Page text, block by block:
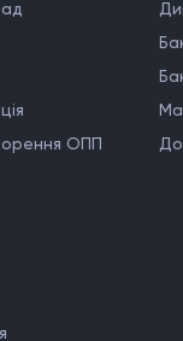
ОПП